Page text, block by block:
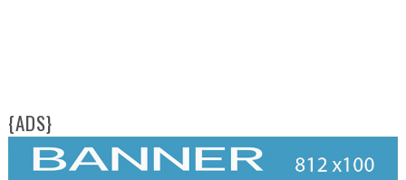
{ADS}